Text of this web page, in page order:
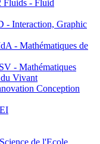
- Fluid
Interaction, Graphic
- Mathématiques de
- Mathématiques
Vivant
Conception
de l'Ecole